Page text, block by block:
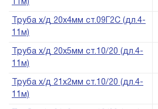
11м)
Труба х/д 20х4мм ст.09Г2С (дл.4-
11м)
Труба х/д 20х5мм ст.10/20 (дл.4-
11м)
Труба х/д 21х2мм ст.10/20 (дл.4-
11м)